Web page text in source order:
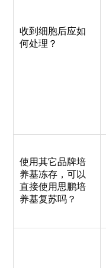
收到细胞后应如
何处理？
使用其它品牌培
养基冻存，可以
直接使用思鹏培
养基复苏吗？